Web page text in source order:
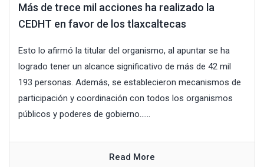
Más de trece mil acciones ha realizado la
CEDHT en favor de los tlaxcaltecas
Esto lo afirmó la titular del organismo, al apuntar se ha
logrado tener un alcance significativo de más de 42 mil
193 personas. Además, se establecieron mecanismos de
participación y coordinación con todos los organismos
públicos y poderes de gobierno......
Read More